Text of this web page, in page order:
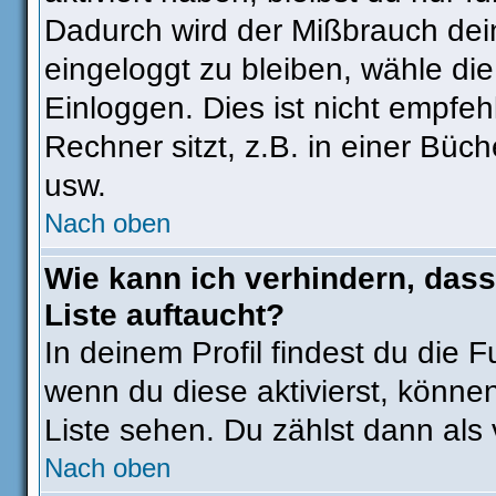
Dadurch wird der Mißbrauch
eingeloggt zu bleiben, wähle
Einloggen. Dies ist nicht
Rechner sitzt, z.B. in einer
usw.
Nach oben
Wie kann ich verhindern,
Liste auftaucht?
In deinem Profil findest du die
wenn du diese aktivierst,
Liste sehen. Du zählst dann als
Nach oben